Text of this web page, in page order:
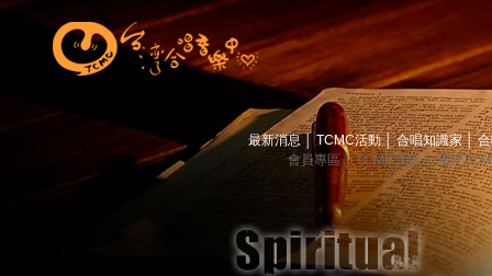
最新消息 TCMC活動│ 合唱知識家│
會員專區│ TCMC會訊│ 關於